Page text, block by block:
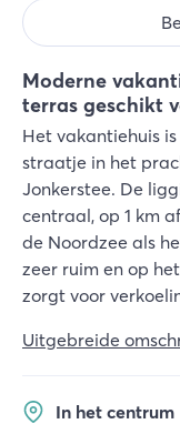
Moderne
terras geschikt
Het vakantiehuis
straatje in het
Jonkerstee. De
centraal, op 1 km
de Noordzee als
zeer ruim en op
zorgt voor
Uitgebreide
In het centrum